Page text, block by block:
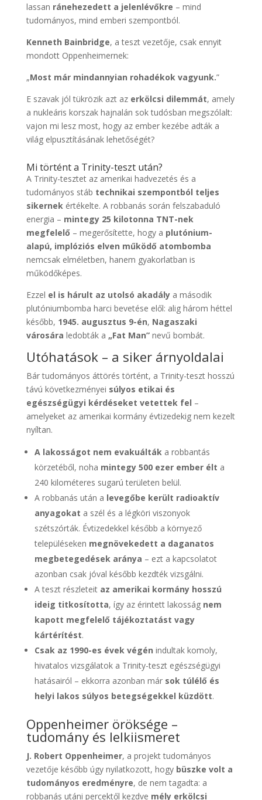
lassan ránehezedett a jelenlévőkre – mind
tudományos, mind emberi szempontból.
Kenneth Bainbridge, a teszt vezetője, csak ennyit
mondott Oppenheimernek:
„Most már mindannyian rohadékok vagyunk.”
E szavak jól tükrözik azt az erkölcsi dilemmát, amely
a nukleáris korszak hajnalán sok tudósban megszólalt:
vajon mi lesz most, hogy az ember kezébe adták a
világ elpusztításának lehetőségét?
Mi történt a Trinity-teszt után?
A Trinity-tesztet az amerikai hadvezetés és a
tudományos stáb technikai szempontból teljes
sikernekértékelte. A robbanás során felszabaduló
energia – mintegy 25 kilotonna TNT-nek
megfelelő– megerősítette, hogy a plutónium-
alapú, implóziós elven működő atombomba
nemcsak elméletben, hanem gyakorlatban is
működőképes.
Ezzel el is hárult az utolsó akadálya második
plutóniumbomba harci bevetése elől: alig három héttel
később, 1945. augusztus 9-én, Nagaszaki
városára ledobták a „Fat Man”nevű bombát.
Utóhatások – a siker árnyoldalai
Bár tudományos áttörés történt, a Trinity-teszt hosszú
távú következményei súlyos etikai és
egészségügyi kérdéseket vetettek fel –
amelyeket az amerikai kormány évtizedekig nem kezelt
nyíltan.
A lakosságot nem evakuáltáka robbantás
körzetéből, noha mintegy 500 ezer ember élt a
240 kilométeres sugarú területen belül.
A robbanás után a levegőbe került radioaktív
anyagokat a szél és a légköri viszonyok
szétszórták. Évtizedekkel később a környező
településeken megnövekedett a daganatos
megbetegedések aránya – ezt a kapcsolatot
azonban csak jóval később kezdték vizsgálni.
A teszt részleteit az amerikai kormány hosszú
ideig titkosította, így az érintett lakosság nem
kapott megfelelő tájékoztatást vagy
kártérítést.
Csak az 1990-es évek végén indultak komoly,
hivatalos vizsgálatok a Trinity-teszt egészségügyi
hatásairól – ekkorra azonban már sok túlélő és
helyi lakos súlyos betegségekkel küzdött.
Oppenheimer öröksége –
tudomány és lelkiismeret
J. Robert Oppenheimer, a projekt tudományos
vezetője később úgy nyilatkozott, hogy büszke volt a
tudományos eredményre, de nem tagadta: a
robbanás utáni percektől kezdve mély erkölcsi